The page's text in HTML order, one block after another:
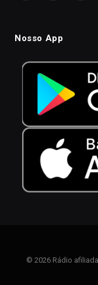
Nosso App
© 2026 Rádio